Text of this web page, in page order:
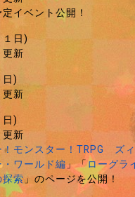
イベント公開！
日)
更新
)
更新
)
更新
！モンスター！TRPG ズ
ワールド編」「ローグ
探索」のページを公開！